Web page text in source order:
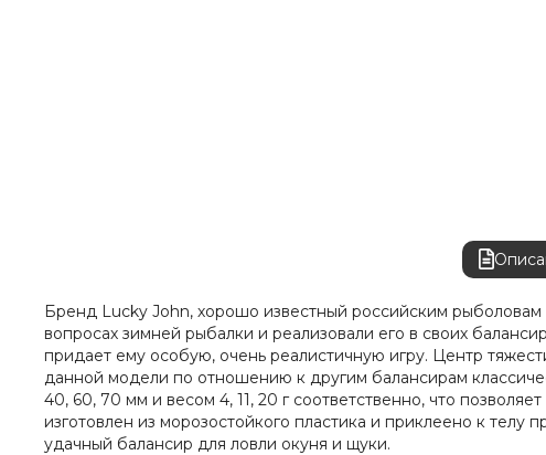
Бренд Lucky John, хорошо известный российским
вопросах зимней рыбалки и реализовали его в своих
придает ему особую, очень реалистичную игру. Центр
данной модели по отношению к другим балансирам
40, 60, 70 мм и весом 4, 11, 20 г соответственно, что
изготовлен из морозостойкого пластика и приклеено к
удачный балансир для ловли окуня и щуки.